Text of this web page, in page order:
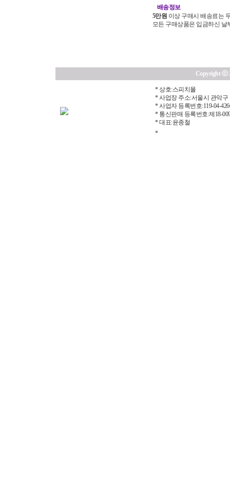
배송정보
5만원 이상 구매시 배송료는
모든 구매상품은 입금하신 날
Copyright ⓒ
* 상호:스피치몰
* 사업장 주소:서울시 관악구
* 사업자 등록번호:119-04-
* 통신판매 등록번호:제18-
* 대표:윤종철
*